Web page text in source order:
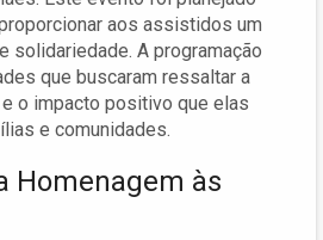
aos assistidos um
solidariedade. A programação
que buscaram ressaltar a
o impacto positivo que elas
e comunidades.
Homenagem às